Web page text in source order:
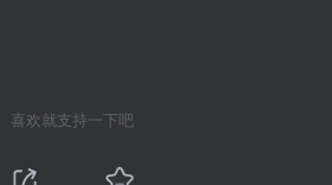
喜欢就支持一下吧